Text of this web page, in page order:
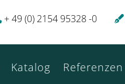
+ 49 (0) 2154 95328 -0
Katalog Referenzen